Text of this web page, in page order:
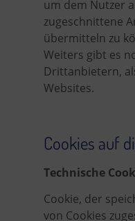
um dem Nutzer
zugeschnittene
übermitteln zu
Weiters gibt es
Drittanbietern,
Websites.
Cookies auf
Technische
Cookie, der
von Cookies